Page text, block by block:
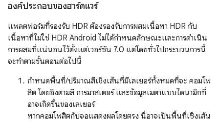
องค์ประกอบของฮาร์ดแวร์
แพลตฟอร์มที่รองรับ HDR ต้องรองรับการผสมเนื้อหา HDR กับ
เนื้อหาที่ไม่ใช่ HDR Android ไม่ได้กำหนดลักษณะและการดำเนิน
การผสมที่แน่นอนไว้ตั้งแต่เวอร์ชัน 7.0 แต่โดยทั่วไปกระบวนการนี้
จะทำตามขั้นตอนต่อไปนี้
กำหนดพื้นที่/ปริมาณสีเชิงเส้นที่มีเลเยอร์ทั้งหมดที่จะ คอมโพ
สิต โดยอิงตามสี การมาสเตอร์ และข้อมูลเมตาแบบไดนามิกที่
อาจเกิดขึ้นของเลเยอร์
หากคอมโพสิตกับจอแสดงผลโดยตรง นี่อาจเป็นพื้นที่เชิงเส้น